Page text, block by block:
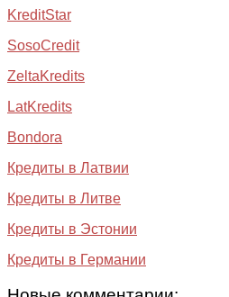
KreditStar
SosoCredit
ZeltaKredits
LatKredits
Bondora
Кредиты в Латвии
Кредиты в Литве
Кредиты в Эстонии
Кредиты в Германии